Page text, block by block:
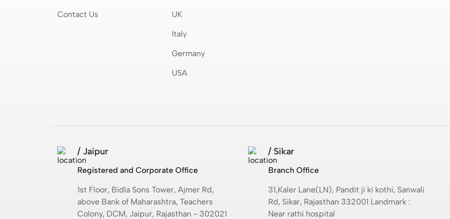
Contact Us UK
Italy
Germany
USA
/ Jaipur
Registered and Corporate Office
1st Floor, Bidla Sons Tower, Ajmer Rd,
above Bank of Maharashtra, Teachers
Colony, DCM, Jaipur, Rajasthan - 302021
/ Sikar
Branch Office
31,Kaler Lane(LN), Pandit ji ki kothi, Sanwali
Rd, Sikar, Rajasthan 332001 Landmark :
Near rathi hospital